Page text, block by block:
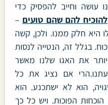
עושה וחייב להפסיק כדי
להוכיח להם שהם טועים –
היא חלק ממנו. ולכן, קשה
בגלל זה, הנטייה לנסות
את האגו שלנו מאשר
אם נציג את כל
הוא לא ישתכנע. הוא
הפוכות. ויש כל כך